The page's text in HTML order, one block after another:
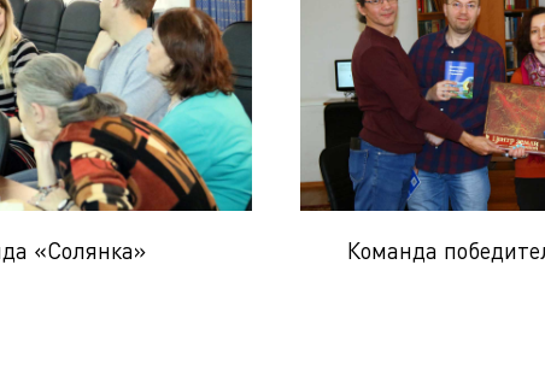
«Солянка» Команда